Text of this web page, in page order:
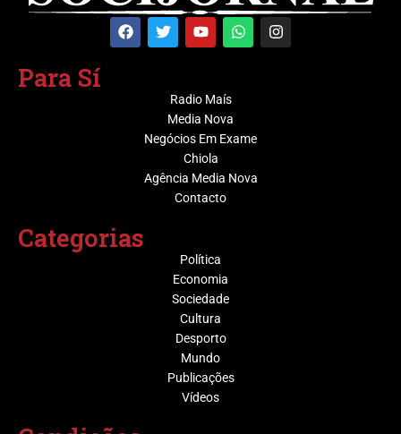
Para Sí
Radio Maís
Media Nova
Negócios Em Exame
Chiola
Agência Media Nova
Contacto
Categorias
Política
Economia
Sociedade
Cultura
Desporto
Mundo
Publicações
Vídeos